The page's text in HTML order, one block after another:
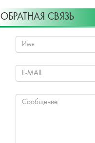
ОБРАТНАЯ СВЯЗЬ